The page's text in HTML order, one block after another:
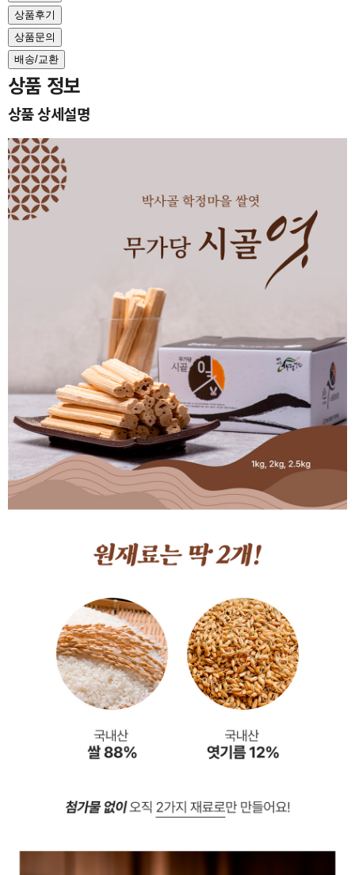
상품후기
상품문의
배송/교환
상품 정보
상품 상세설명